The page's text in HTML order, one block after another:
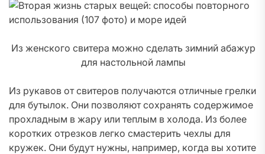
Из женского свитера можно сделать зимний абажур
для настольной лампы
Из рукавов от свитеров получаются отличные грелки
для бутылок. Они позволяют сохранять содержимое
прохладным в жару или теплым в холода. Из более
коротких отрезков легко смастерить чехлы для
кружек. Они будут нужны, например, когда вы хотите